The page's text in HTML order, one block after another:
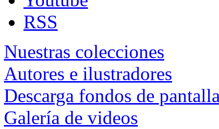
RSS
Nuestras colecciones
Autores e ilustradores
Descarga fondos de
Galería de videos